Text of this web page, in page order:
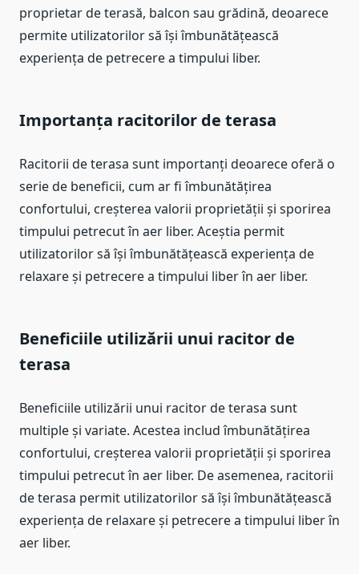
proprietar de terasă, balcon sau grădină, deoarece
permite utilizatorilor să își îmbunătățească
experiența de petrecere a timpului liber.
Importanța racitorilor de terasa
Racitorii de terasa sunt importanți deoarece oferă o
serie de beneficii, cum ar fi îmbunătățirea
confortului, creșterea valorii proprietății și sporirea
timpului petrecut în aer liber. Aceștia permit
utilizatorilor să își îmbunătățească experiența de
relaxare și petrecere a timpului liber în aer liber.
Beneficiile utilizării unui racitor de
terasa
Beneficiile utilizării unui racitor de terasa sunt
multiple și variate. Acestea includ îmbunătățirea
confortului, creșterea valorii proprietății și sporirea
timpului petrecut în aer liber. De asemenea, racitorii
de terasa permit utilizatorilor să își îmbunătățească
experiența de relaxare și petrecere a timpului liber în
aer liber.